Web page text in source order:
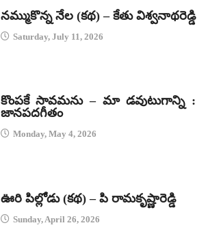
నమ్ముకొన్న నేల (కథ) – కేతు విశ్వనాథరెడ్డి
Saturday, July 11, 2026
కొంపకే సావమను – మా డవుటుగాన్ని :
జానపదగీతం
Monday, May 4, 2026
ఊరి పిల్లోడు (కథ) – పి రామకృష్ణారెడ్డి
Sunday, April 26, 2026